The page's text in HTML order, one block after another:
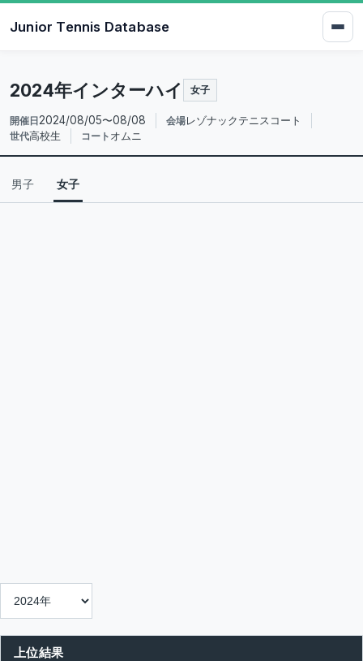
Junior Tennis Database
2024年インターハイ 女子
開催日 2024/08/05〜08/08 会場レゾナックテニスコート
世代高校生 コート オムニ
男子 女子
上位結果